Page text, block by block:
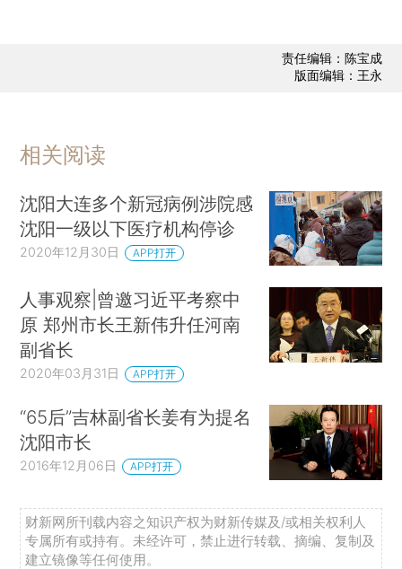
责任编辑：陈宝成
版面编辑：王永
相关阅读
沈阳大连多个新冠病例涉院感
沈阳一级以下医疗机构停诊
2020年12月30日 APP打开
人事观察|曾邀习近平考察中
原 郑州市长王新伟升任河南
副省长
2020年03月31日 APP打开
“65后”吉林副省长姜有为提名
沈阳市长
2016年12月06日 APP打开
财新网所刊载内容之知识产权为财新传媒及/或相关权利人
专属所有或持有。未经许可，禁止进行转载、摘编、复制及
建立镜像等任何使用。